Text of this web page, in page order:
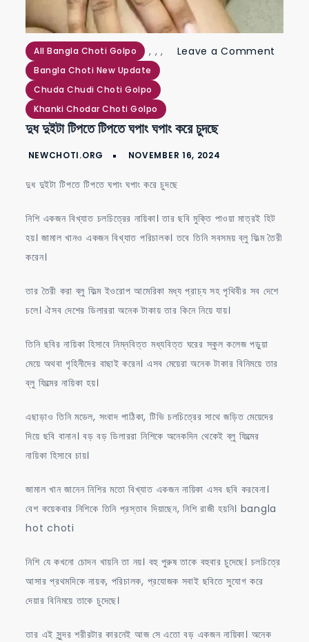
All Bangla Choti Golpo ,
Bangla Choti New Update
,
Chuda Chudi Choti Golpo
,
Khanki Chodar Choti Golpo
Leave a Comment
দুইটা
টিপতে
ঘপাং
চুদছে
দুধ দুইটা টিপতে টিপতে ঘপাং ঘপাং করে চুদছে
দুধ দুইটা টিপতে টিপতে ঘপাং ঘপাং করে চুদছে
নিশি একজন বিখ্যাত চলচিত্রের নায়িকা। তার ছবি মুক্তি পাওয়া মাত্রই হিট
হয়। জামাল খানও একজন বিখ্যাত পরিচালক। তবে তিনি সবসময় ব্লু ফিল্ম তৈরী
করেন।
তার তৈরী করা ব্লু ফিল্ম ইওরোপ আমেরিকা মধ্য প্রাচ্য সহ পৃথিবীর সব দেশে
চলে। ঐসব দেশের ডিলাররা অনেক টাকায় তার কিনে নিয়ে যায়।
তিনি ছবির নায়িকা হিসাবে নিম্নবিত্ত মধ্যবিত্ত ঘরের স্কুল কলেজ পড়ুয়া
মেয়ে অথবা গৃহিনীদের বাছাই করেন। এসব মেয়েরা অনেক টাকার বিনিময়ে তার
ব্লু ফিল্মের নায়িকা হয়।
এছাড়াও তিনি মডেল, সংবাদ পাঠিকা, টিভি চলচিত্রের সাথে জড়িত মেয়েদের
দিয়ে ছবি বানান। বড় বড় ডিলাররা নিশিকে অনেকদিন থেকেই ব্লু ফিল্মের
নায়িকা হিসাবে চায়।
জামাল খান জানেন নিশির মতো বিখ্যাত একজন নায়িকা এসব ছবি করবেনা।
বেশ কয়েকবার নিশিকে তিনি প্রস্তাব দিয়াছেন, নিশি রাজী হয়নি। bangla
hot choti
নিশি যে কখনো চোদন খায়নি তা নয়। বহু পুরুষ তাকে বহুবার চুদেছে। চলচিত্রে
আসার প্রথমদিকে নায়ক, পরিচালক, প্রযোজক সবাই ছবিতে সুযোগ করে
দেয়ার বিনিময়ে তাকে চুদেছে।
তার এই সুন্দর শরীরটার কারনেই আজ সে এতো বড় একজন নায়িকা। অনেক